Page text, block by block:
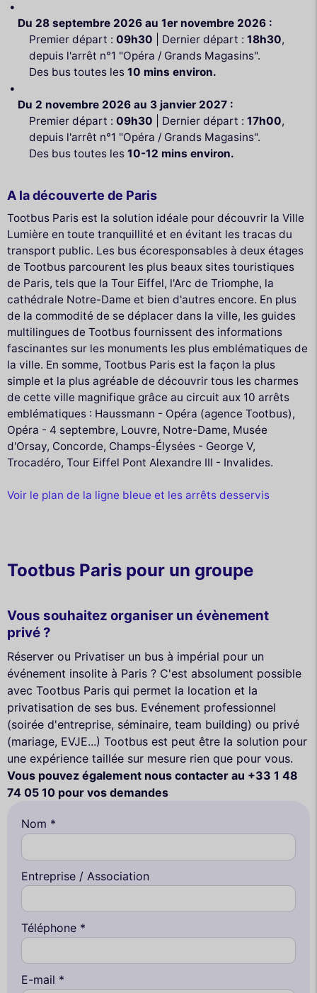
Du 28 septembre 2026 au 1er novembre 2026 :
Premier départ : 09h30 | Dernier départ : 18h30,
depuis l'arrêt n°1 "Opéra / Grands Magasins".
Des bus toutes les 10 mins environ.
Du 2 novembre 2026 au 3 janvier 2027 :
Premier départ : 09h30 | Dernier départ : 17h00,
depuis l'arrêt n°1 "Opéra / Grands Magasins".
Des bus toutes les 10-12 mins environ.
A la découverte de Paris
Tootbus Paris est la solution idéale pour découvrir la Ville
Lumière en toute tranquillité et en évitant les tracas du
transport public. Les bus écoresponsables à deux étages
de Tootbus parcourent les plus beaux sites touristiques
de Paris, tels que la Tour Eiffel, l'Arc de Triomphe, la
cathédrale Notre-Dame et bien d'autres encore. En plus
de la commodité de se déplacer dans la ville, les guides
multilingues de Tootbus fournissent des informations
fascinantes sur les monuments les plus emblématiques de
la ville. En somme, Tootbus Paris est la façon la plus
simple et la plus agréable de découvrir tous les charmes
de cette ville magnifique grâce au circuit aux 10 arrêts
emblématiques : Haussmann - Opéra (agence Tootbus),
Opéra - 4 septembre, Louvre, Notre-Dame, Musée
d'Orsay, Concorde, Champs-Élysées - George V,
Trocadéro, Tour Eiffel Pont Alexandre III - Invalides.
Voir le plan de la ligne bleue et les arrêts desservis
Tootbus Paris pour un groupe
Vous souhaitez organiser un évènement
privé ?
Réserver ou Privatiser un bus à impérial pour un
événement insolite à Paris ? C'est absolument possible
avec Tootbus Paris qui permet la location et la
privatisation de ses bus. Evénement professionnel
(soirée d'entreprise, séminaire, team building) ou privé
(mariage, EVJE...) Tootbus est peut être la solution pour
une expérience taillée sur mesure rien que pour vous.
Vous pouvez également nous contacter au +33 1 48
74 05 10 pour vos demandes
Nom *
Entreprise / Association
Téléphone *
E-mail *